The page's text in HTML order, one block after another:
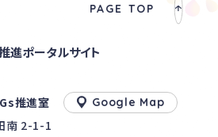
PAGE TOP
進ポータルサイト
推進室 Google Map
南 2-1-1